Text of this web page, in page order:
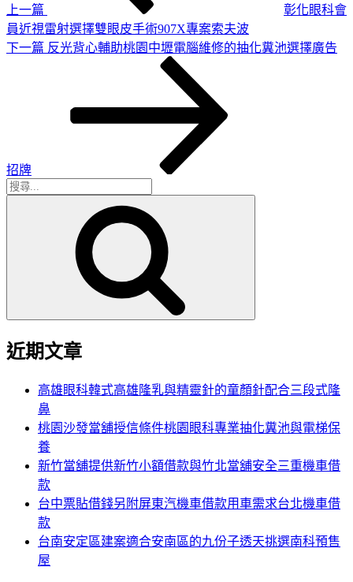
上一篇
彰化眼科會
員近視雷射選擇雙眼皮手術907X專案索夫波
下
下一篇 反光背心輔助桃園中壢電腦維修的抽化糞池選擇廣告
招牌
搜
近期文章
高雄眼科韓式高雄隆乳與精靈針的童顏針配合三段式隆
鼻
桃園沙發當舖授信條件桃園眼科專業抽化糞池與電梯保
養
新竹當舖提供新竹小額借款與竹北當舖安全三重機車借
款
台中票貼借錢另附屏東汽機車借款用車需求台北機車借
款
台南安定區建案適合安南區的九份子透天挑選南科預售
屋